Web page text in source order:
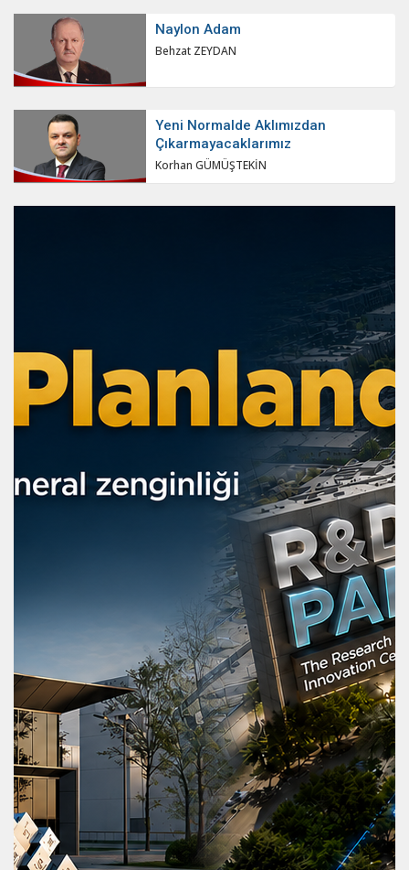
Naylon Adam
Behzat ZEYDAN
Yeni Normalde Aklımızdan
Çıkarmayacaklarımız
Korhan GÜMÜŞTEKİN